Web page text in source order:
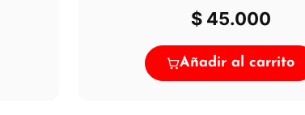
$45.000
Añadir al carrito